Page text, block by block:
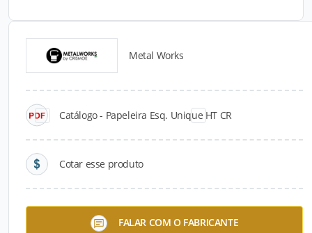
Metal Works
Catálogo - Papeleira Esq. Unique HT CR
Cotar esse produto
FALAR COM O FABRICANTE
Catálogos para Download
Porta-xampu Canto 21 cm
cm Persona HT CR